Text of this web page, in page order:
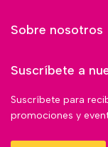
Sobre nosotros
Suscríbete a
Suscríbete para
promociones y